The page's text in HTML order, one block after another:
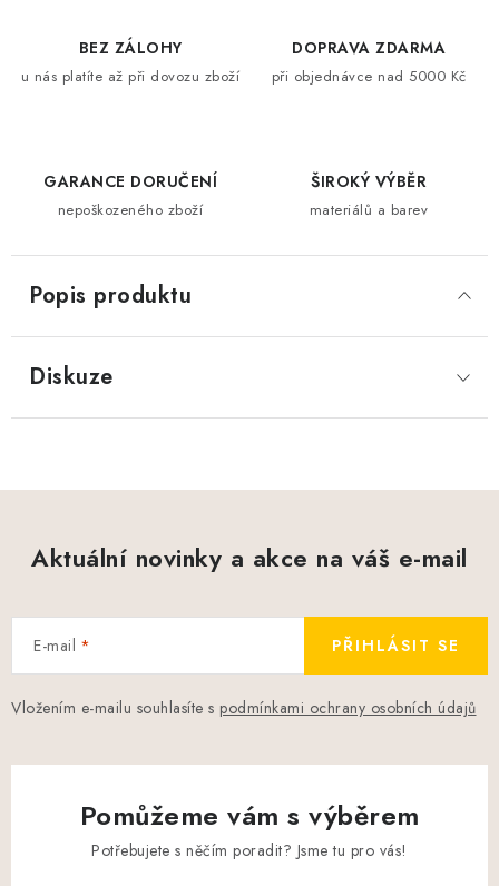
BEZ ZÁLOHY
u nás platíte až při dovozu zboží
DOPRAVA ZDARMA
při objednávce nad 5000 Kč
GARANCE DORUČENÍ
nepoškozeného zboží
ŠIROKÝ VÝBĚR
materiálů a barev
Popis produktu
Diskuze
Aktuální novinky a akce na váš e-mail
E-mail
Vložením e-mailu souhlasíte s podmínkami ochrany osobních údajů
PŘIHLÁSIT SE
Pomůžeme vám s výběrem
Potřebujete s něčím poradit? Jsme tu pro vás!